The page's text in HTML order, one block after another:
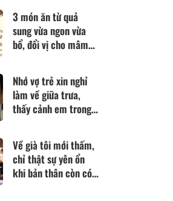
3 món ăn từ quả
sung vừa ngon vừa
bổ, đổi vị cho mâm
Nhớ vợ trẻ xin nghỉ
làm về giữa trưa,
thấy cảnh em trong
bình tĩnh
Về già tôi mới thấm,
chỉ thật sự yên ổn
khi bản thân còn có